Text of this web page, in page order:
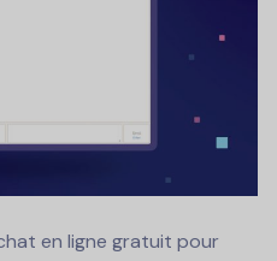
en ligne gratuit pour